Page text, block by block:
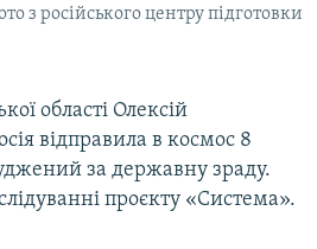
з російського центру підготовки
області Олексій
відправила в космос 8
за державну зраду.
проєкту «Система».